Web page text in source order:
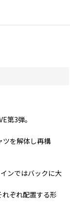
第3弾。
ツを解体し再構
ンではバックに大
ぞれ配置する形